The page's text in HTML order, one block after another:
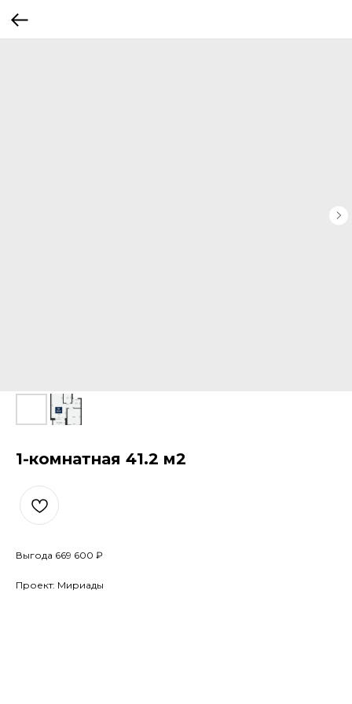
1-комнатная 41.2 м2
Выгода 669 600 ₽
Проект: Мириады